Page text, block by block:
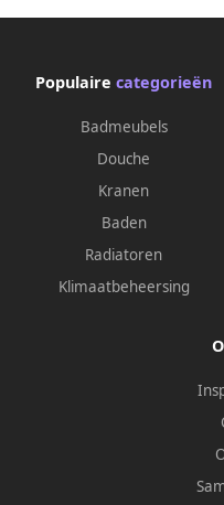
Populaire categorieën
Badmeubels
Douche
Kranen
Baden
Radiatoren
Klimaatbeheersing